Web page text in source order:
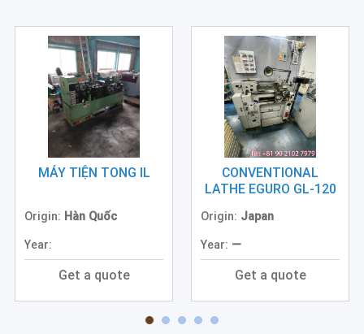
Excavator
Conventional
Lathe
(Center
(2)
Other
MÁY TIỆN TONG IL
Origin: Hàn Quốc
Year:
Get a quote
CONVENTIONAL
LATHE EGURO GL-120
Origin: Japan
Year: —
Get a quote